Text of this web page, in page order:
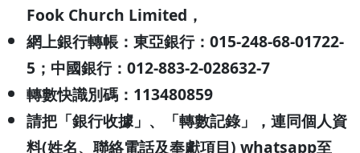
Fook Church Limited ，
網上銀行轉帳： 東亞銀行：015-248-68-01722-
5 ；中國銀行：012-883-2-028632-7
轉數快識別碼：113480859
請把「銀行收據」、「轉數記錄」，連同個人資
料(姓名、聯絡電話及奉獻項目) whatsapp至